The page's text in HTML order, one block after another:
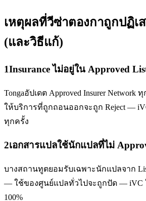
เหตุผลที่วีซ่าตองกาถูกปฏิเ
(และวิธีแก้)
1Insurance ไม่อยู่ใน Approved
Tongaอัปเดต Approved Insurer Network
ให้บริการที่ถูกถอนออกจะถูก Reject —
ทุกครั้ง
2เอกสารแปลใช้นักแปลที่ไม่
บางสถานทูตยอมรับเฉพาะนักแปลจาก
— ใช้ของศูนย์แปลทั่วไปจะถูกปัด — iVC
100%